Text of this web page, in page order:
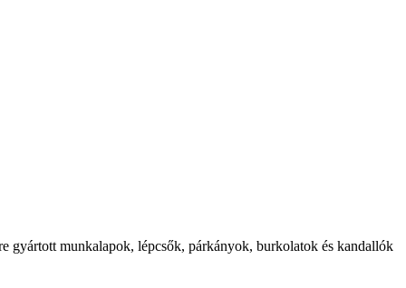
gyártott munkalapok, lépcsők, párkányok, burkolatok és kandallók